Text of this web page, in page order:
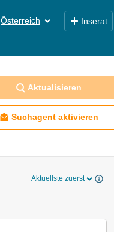
Österreich Inserat
Aktualisieren
Suchagent aktivieren
Aktuellste zuerst